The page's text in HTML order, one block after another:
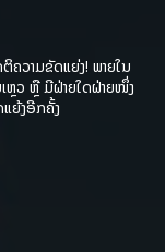
ຄວາມຂັດແຍ່ງ! ພາຍໃນ
ຫຼວ ຫຼື ມີຝ່າຍໃດຝ່າຍໜຶ່ງ
ຍ້ງອີກຄັ້ງ